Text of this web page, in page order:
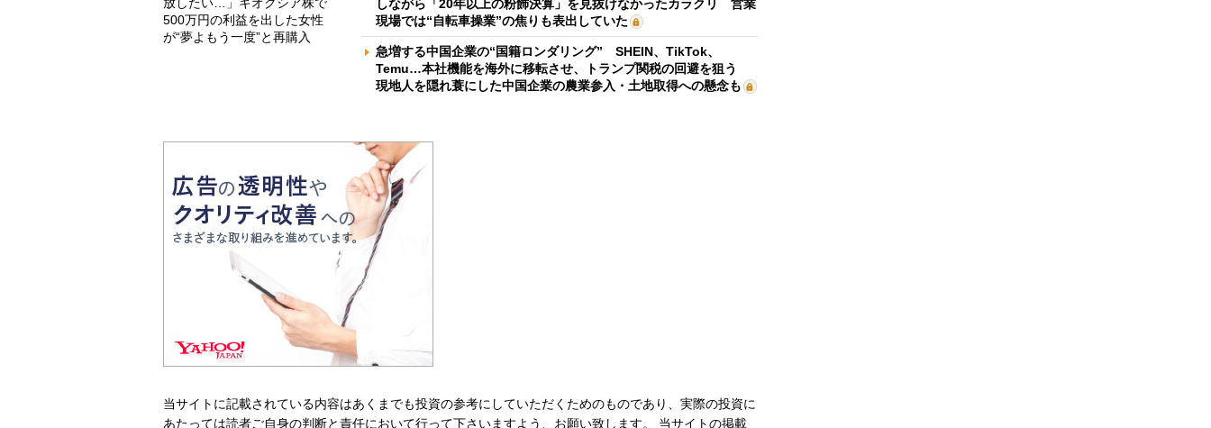
500万円の利益を出した女性
が“夢よもう一度”と再購入
しながら「20年以上の粉飾決算」を見抜けなかったカラクリ 営業
現場では“自転車操業”の焦りも表出していた
急増する中国企業の“国籍ロンダリング” SHEIN、TikTok、
Temu…本社機能を海外に移転させ、トランプ関税の回避を狙う
現地人を隠れ蓑にした中国企業の農業参入・土地取得への懸念も
当サイトに記載されている内容はあくまでも投資の参考にしていただくためのものであり、実際の投資に
あたっては読者ご自身の判断と責任において行って下さいますよう、お願い致します。 当サイトの掲載